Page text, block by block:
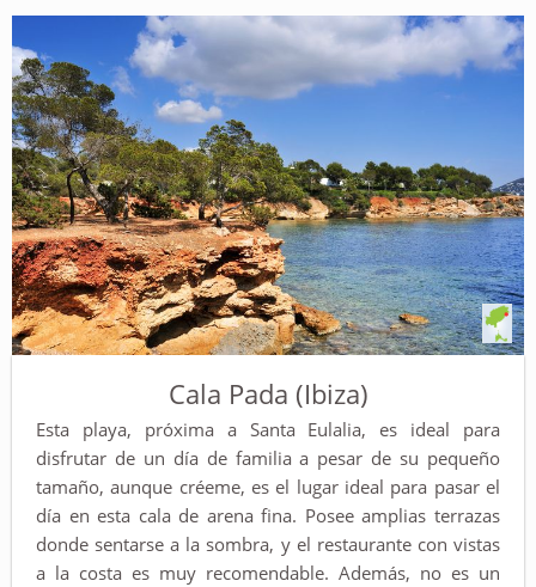
Cala Pada (Ibiza)
Esta playa, próxima a Santa Eulalia, es ideal para
disfrutar de un día de familia a pesar de su pequeño
tamaño, aunque créeme, es el lugar ideal para pasar el
día en esta cala de arena fina. Posee amplias terrazas
donde sentarse a la sombra, y el restaurante con vistas
a la costa es muy recomendable. Además, no es un